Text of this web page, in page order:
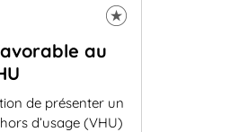
au
de présenter un
d’usage (VHU)